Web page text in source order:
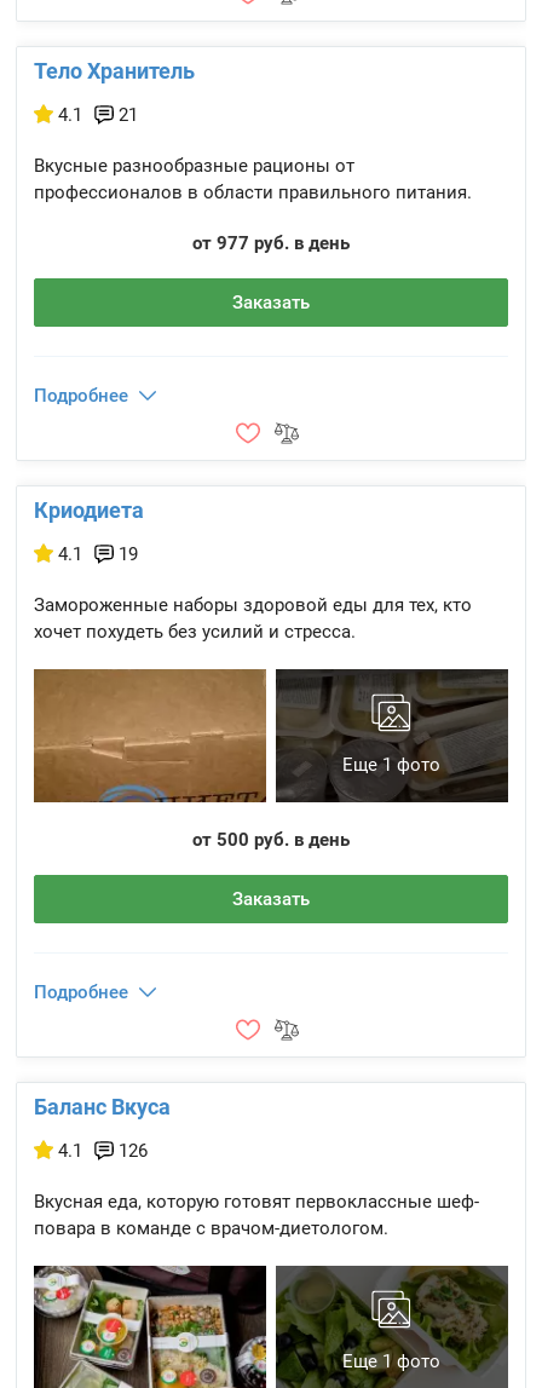
Тело Хранитель
4.1 21
Вкусные разнообразные рационы от
профессионалов в области правильного питания.
от 977 руб. в день
Заказать
Подробнее
Криодиета
4.1 19
Замороженные наборы здоровой еды для тех, кто
хочет похудеть без усилий и стресса.
Еще 1 фото
от 500 руб. в день
Заказать
Подробнее
Баланс Вкуса
4.1 126
Вкусная еда, которую готовят первоклассные шеф-
повара в команде с врачом-диетологом.
Еще 1 фото